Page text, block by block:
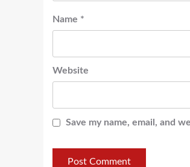
Name *
Website
Save my name, email, and